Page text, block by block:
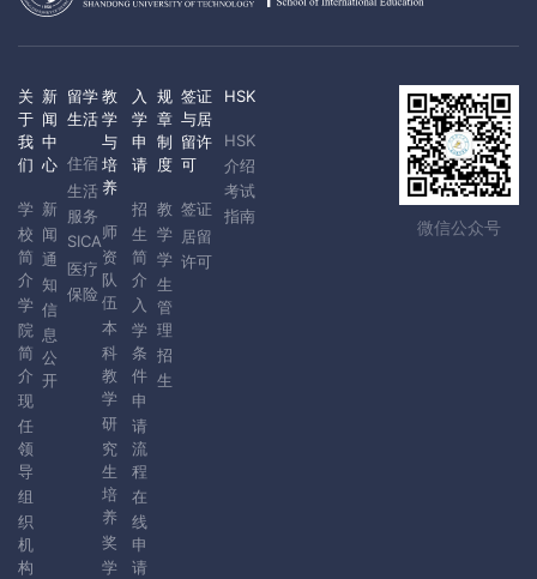
关
于
我
们
学
校
简
介
学
院
简
介
现
任
领
导
组
织
机
构
新
闻
中
心
新
闻
通
知
信
息
公
开
留学
生活
住宿
生活
服务
SICA
医疗
保险
教
学
与
培
养
师
资
队
伍
本
科
教
学
研
究
生
培
养
奖
学
入
学
申
请
招
生
简
介
入
学
条
件
申
请
流
程
在
线
申
请
规
章
制
度
教
学
学
生
管
理
招
生
签证
与居
留许
可
签证
居留
许可
HSK
HSK
介绍
考试
指南
微信公众号